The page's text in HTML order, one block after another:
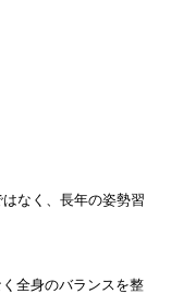
なく、長年の姿勢習
全身のバランスを整